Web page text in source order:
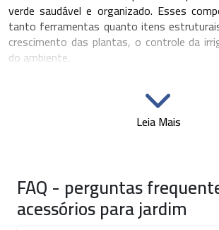
verde saudável e organizado. Esses
tanto ferramentas quanto itens
crescimento das plantas, o controle da
do ambiente.
planejamento é determinante para
cumpra tanto uma função decorativa
contexto, o kit jardinagem se apresenta
tesouras de poda, rastelos e
completas, pode conter também luvas,
e regadores, tudo disposto de forma
Leia Mais
FAQ - perguntas
acessórios para jardim